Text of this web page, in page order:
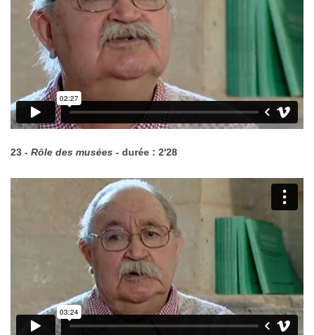
23 - Rôle des musées - durée : 2'28